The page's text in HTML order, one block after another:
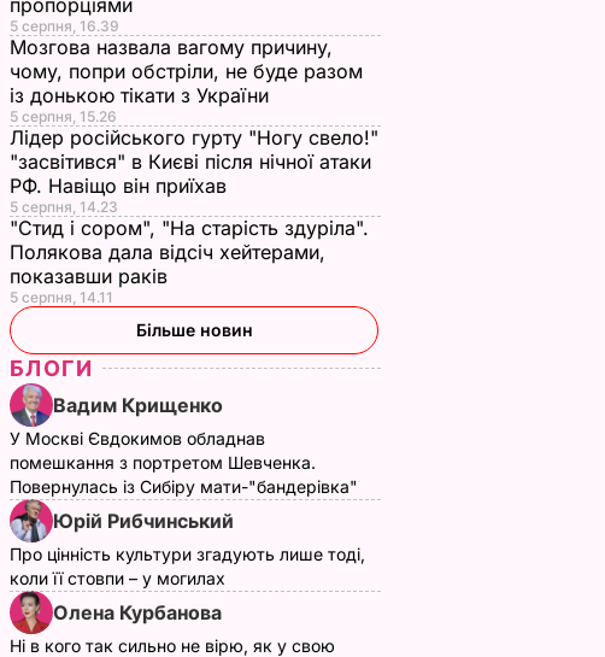
пропорціями
5 серпня, 16.39
Мозгова назвала вагому причину,
чому, попри обстріли, не буде разом
із донькою тікати з України
5 серпня, 15.26
Лідер російського гурту "Ногу свело!"
"засвітився" в Києві після нічної атаки
РФ. Навіщо він приїхав
5 серпня, 14.23
"Стид і сором", "На старість здуріла".
Полякова дала відсіч хейтерами,
показавши раків
5 серпня, 14.11
Більше новин
БЛОГИ
Вадим Крищенко
У Москві Євдокимов обладнав
помешкання з портретом Шевченка.
Повернулась із Сибіру мати-"бандерівка"
Юрій Рибчинський
Про цінність культури згадують лише тоді,
коли її стовпи – у могилах
Олена Курбанова
Ні в кого так сильно не вірю, як у свою